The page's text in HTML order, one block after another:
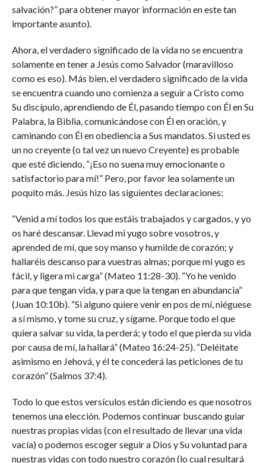
salvación?” para obtener mayor información en este tan
importante asunto).
Ahora, el verdadero significado de la vida no se encuentra
solamente en tener a Jesús como Salvador (maravilloso
como es eso). Más bien, el verdadero significado de la vida
se encuentra cuando uno comienza a seguir a Cristo como
Su discípulo, aprendiendo de Él, pasando tiempo con Él en Su
Palabra, la Biblia, comunicándose con Él en oración, y
caminando con Él en obediencia a Sus mandatos. Si usted es
un no creyente (o tal vez un nuevo Creyente) es probable
que esté diciendo, “¡Eso no suena muy emocionante o
satisfactorio para mí!” Pero, por favor lea solamente un
poquito más. Jesús hizo las siguientes declaraciones:
“Venid a mí todos los que estáis trabajados y cargados, y yo
os haré descansar. Llevad mi yugo sobre vosotros, y
aprended de mí, que soy manso y humilde de corazón; y
hallaréis descanso para vuestras almas; porque mi yugo es
fácil, y ligera mi carga” (Mateo 11:28-30). “Yo he venido
para que tengan vida, y para que la tengan en abundancia”
(Juan 10:10b). “Si alguno quiere venir en pos de mí, niéguese
a sí mismo, y tome su cruz, y sígame. Porque todo el que
quiera salvar su vida, la perderá; y todo el que pierda su vida
por causa de mí, la hallará” (Mateo 16:24-25). “Deléitate
asimismo en Jehová, y él te concederá las peticiones de tu
corazón” (Salmos 37:4).
Todo lo que estos versículos están diciendo es que nosotros
tenemos una elección. Podemos continuar buscando guiar
nuestras propias vidas (con el resultado de llevar una vida
vacía) o podemos escoger seguir a Dios y Su voluntad para
nuestras vidas con todo nuestro corazón (lo cual resultará